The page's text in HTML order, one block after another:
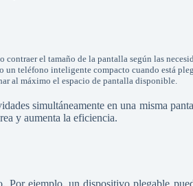
el tamaño de la pantalla según las
teléfono inteligente compacto cuando está
al máximo el espacio de pantalla disponible.
simultáneamente en una misma
y aumenta la eficiencia.
Por ejemplo, un dispositivo plegable